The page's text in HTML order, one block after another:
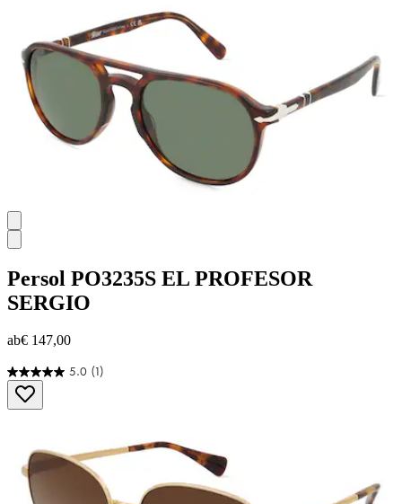
Bewertung
Persol PO3235S EL PROFESOR
SERGIO
ab€ 147,00
5.0 (1)
5.0
von
5
Bewertung